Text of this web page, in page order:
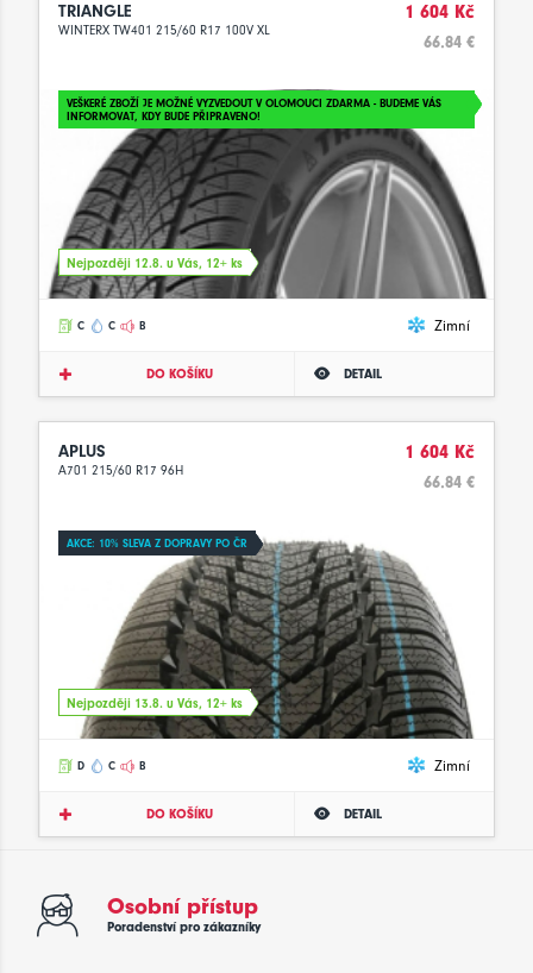
TRIANGLE
WINTERX TW401 215/60 R17 100V XL
1 604 Kč
66.84 €
VEŠKERÉ ZBOŽÍ JE MOŽNÉ VYZVEDOUT V OLOMOUCI ZDARMA - BUDEME VÁS
INFORMOVAT, KDY BUDE PŘIPRAVENO!
Nejpozději 12.8. u Vás, 12+ ks
C C B Zimní
DO KOŠÍKU DETAIL
APLUS
A701 215/60 R17 96H
1 604 Kč
66.84 €
AKCE: 10% SLEVA Z DOPRAVY PO ČR
Nejpozději 13.8. u Vás, 12+ ks
D C B Zimní
DO KOŠÍKU DETAIL
Osobní přístup
Poradenství pro zákazníky